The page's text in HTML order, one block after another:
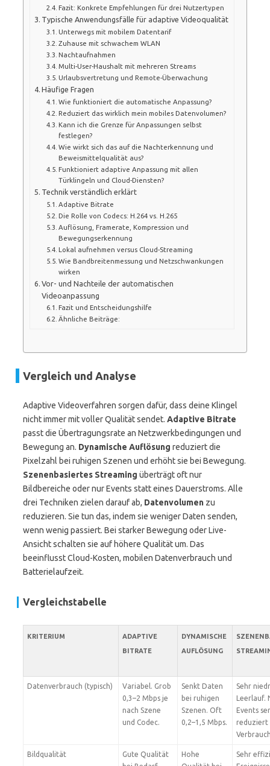
Fazit: Konkrete Empfehlungen für drei Nutzertypen
Typische Anwendungsfälle für adaptive Videoqualität
Unterwegs mit mobilem Datentarif
Zuhause mit schwachem WLAN
Nachtaufnahmen
Multi-User-Haushalt mit mehreren Streams
Urlaubsvertretung und Remote-Überwachung
Häufige Fragen
Wie funktioniert die automatische Anpassung?
Reduziert das wirklich mein mobiles Datenvolumen?
Kann ich die Grenze für Anpassungen selbst
festlegen?
Wie wirkt sich das auf die Nachterkennung und
Beweismittelqualität aus?
Funktioniert adaptive Anpassung mit allen
Türklingeln und Cloud-Diensten?
Technik verständlich erklärt
Adaptive Bitrate
Die Rolle von Codecs: H.264 vs. H.265
Auflösung, Framerate, Kompression und
Bewegungserkennung
Lokal aufnehmen versus Cloud-Streaming
Wie Bandbreitenmessung und Netzschwankungen
wirken
Vor- und Nachteile der automatischen
Videoanpassung
Fazit und Entscheidungshilfe
Ähnliche Beiträge:
Vergleich und Analyse
Adaptive Videoverfahren sorgen dafür, dass deine Klingel
nicht immer mit voller Qualität sendet. Adaptive Bitrate
passt die Übertragungsrate an Netzwerkbedingungen und
Bewegung an. Dynamische Auflösung reduziert die
Pixelzahl bei ruhigen Szenen und erhöht sie bei Bewegung.
Szenenbasiertes Streaming überträgt oft nur
Bildbereiche oder nur Events statt eines Dauerstroms. Alle
drei Techniken zielen darauf ab, Datenvolumen zu
reduzieren. Sie tun das, indem sie weniger Daten senden,
wenn wenig passiert. Bei starker Bewegung oder Live-
Ansicht schalten sie auf höhere Qualität um. Das
beeinflusst Cloud-Kosten, mobilen Datenverbrauch und
Batterielaufzeit.
Vergleichstabelle
KRITERIUM
ADAPTIVE
BITRATE
DYNAMISCHE
AUFLÖSUNG
Datenverbrauch (typisch)
Variabel. Grob
0,3–2 Mbps je
nach Szene
und Codec.
Senkt Daten
bei ruhigen
Szenen. Oft
0,2–1,5 Mbps.
Sehr
Leerlauf.
Events
reduziert
Bildqualität
Gute Qualität
Hohe
Sehr